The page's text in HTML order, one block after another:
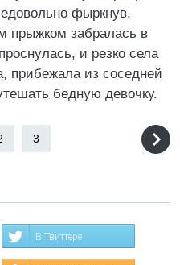
фыркнув,
прыжком забралась в
и резко села
прибежала из соседней
бедную девочку.
3
В Твиттере